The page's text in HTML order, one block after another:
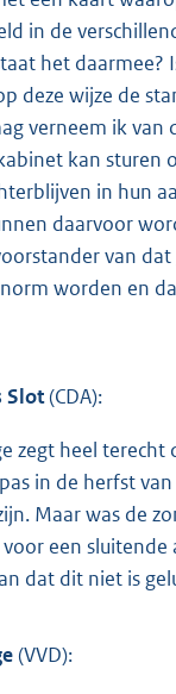
in de
het daarmee?
deze wijze de
verneem ik van
kan sturen
in hun
daarvoor
van dat
worden en
Slot(CDA):
zegt heel terecht
in de herfst
Maar was de
een sluitende
dat dit niet is
(VVD):